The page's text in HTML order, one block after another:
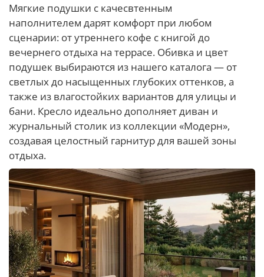
Мягкие подушки с качесвтенным
наполнителем дарят комфорт при любом
сценарии: от утреннего кофе с книгой до
вечернего отдыха на террасе. Обивка и цвет
подушек выбираются из нашего каталога — от
светлых до насыщенных глубоких оттенков, а
также из влагостойких вариантов для улицы и
бани. Кресло идеально дополняет диван и
журнальный столик из коллекции «Модерн»,
создавая целостный гарнитур для вашей зоны
отдыха.